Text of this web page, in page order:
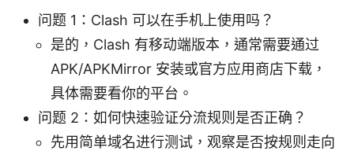
问题 1：Clash 可以在手机上使用吗？
是的，Clash 有移动端版本，通常需要通过
APK/APKMirror 安装或官方应用商店下载，
具体需要看你的平台。
问题 2：如何快速验证分流规则是否正确？
先用简单域名进行测试，观察是否按规则走向